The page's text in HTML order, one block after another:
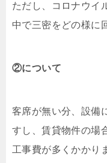
ただし、コロナウイ
中で三密をどの様に
②について
客席が無い分、設備
すし、賃貸物件の場
工事費が多くかかり